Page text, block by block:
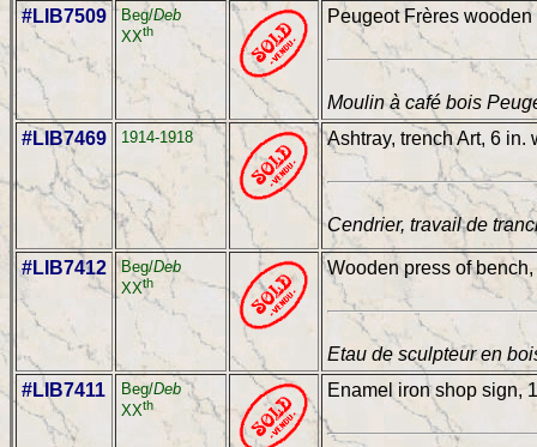
#LIB7509
Beg/Deb
XXth
Peugeot Frères
Moulin à café bois
#LIB7469
1914-1918 Ashtray, trench Art, 6 in.
Cendrier, travail de
#LIB7412 Beg/Deb
XXth
Wooden press of
Etau de sculpteur en
#LIB7411
Beg/Deb
XXth
Enamel iron shop sign,